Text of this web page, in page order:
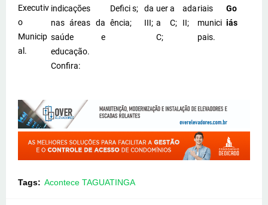
Executiv
o
Municip
al.
indicações
nas áreas da
saúde e
educação.
Confira:
Defici
ência;
s;
da
III;
uer
a
C;
a
C;
ada
II;
riais
munici
pais.
Go
iás
Tags: Acontece TAGUATINGA